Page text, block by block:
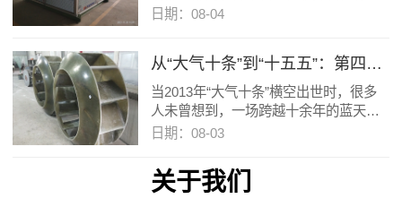
物环境保护税试点实施办法》（财税
（VOC）征收环境保护税。这标志着我
国环保税制度再次扩容，VOC 治理正式
从 "行政管控" 迈入 "税收约束" 新阶段。
日期：08-04
从“大气十条”到“十五五”：第四轮蓝天保卫战，打法在升级
当2013年“大气十条”横空出世时，很多
人未曾想到，一场跨越十余年的蓝天革
命会如此深刻地重塑中国的产业格局与
近乎腰斩，重污染天数缩减七成以上，
“阅兵蓝”“冬奥蓝”逐渐变成了“常态蓝”。
日期：08-03
关于我们